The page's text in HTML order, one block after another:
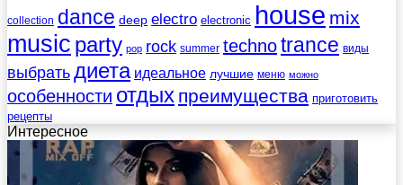
collection dance deep electro electronic house mix
music party pop rock summer technotrance виды
выбратьдиета идеальное лучшие меню можно
особенности отдых преимущества приготовить
рецепты
Интересное